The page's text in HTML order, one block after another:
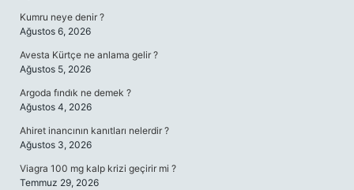
Kumru neye denir ?
Ağustos 6, 2026
Avesta Kürtçe ne anlama gelir ?
Ağustos 5, 2026
Argoda fındık ne demek ?
Ağustos 4, 2026
Ahiret inancının kanıtları nelerdir ?
Ağustos 3, 2026
Viagra 100 mg kalp krizi geçirir mi ?
Temmuz 29, 2026